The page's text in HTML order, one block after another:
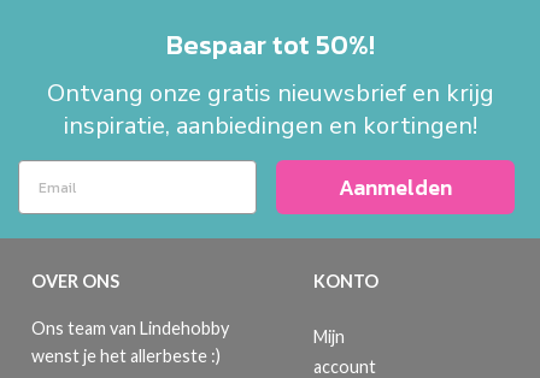
Bespaar tot 50%!
Ontvang onze gratis nieuwsbrief en krijg
inspiratie, aanbiedingen en kortingen!
Aanmelden
OVER ONS
Ons team van Lindehobby
wenst je het allerbeste :)
KONTO
Mijn
account